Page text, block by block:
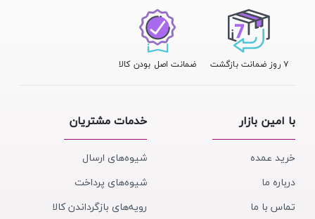
۷ روز ضمانت بازگشت ضمانت اصل بودن کالا
با امین بازار
خرید عمده
درباره ما
تماس با ما
خدمات مشتریان
شیوه‌های ارسال
شیوه‌های پرداخت
رویه‌های بازگرداندن کالا